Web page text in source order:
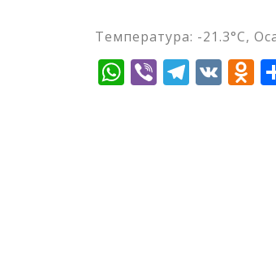
Температура: -21.3°C,
WhatsApp
ViberVK